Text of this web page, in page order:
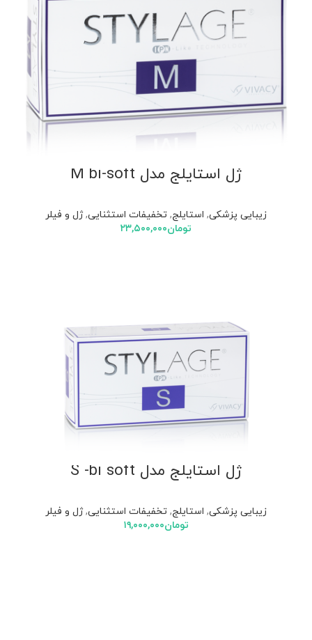
ژل استایلج مدل M bi-soft
زیبایی پزشکی, استایلج, تخفیفات استثنایی,ژل و فیلر
تومان۲۳,۵۰۰,۰۰۰
ژل استایلج مدل S -bi soft
زیبایی پزشکی, استایلج, تخفیفات استثنایی,ژل و فیلر
تومان۱۹,۰۰۰,۰۰۰